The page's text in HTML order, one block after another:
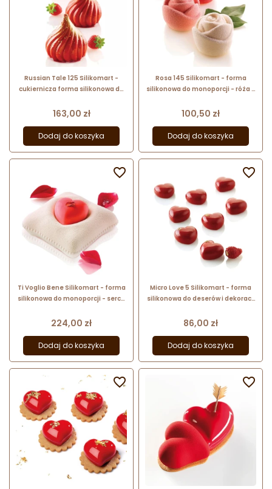
Russian Tale 125 Silikomart -
cukiernicza forma silikonowa do
poj. 125 ml x 5 porcji
Cena
163,00 zł
Dodaj do koszyka
Rosa 145 Silikomart - forma
silikonowa do monoporcji - róża -
porcji
Cena
100,50 zł
Dodaj do koszyka
Ti Voglio Bene Silikomart - forma
silikonowa do monoporcji - serce
walentynkowych deserów
Cena
224,00 zł
Dodaj do koszyka

Micro Love 5 Silikomart - forma
silikonowa do deserów i dekoracji
poj. 5 ml x 35 porcji
Cena
86,00 zł
Dodaj do koszyka

 